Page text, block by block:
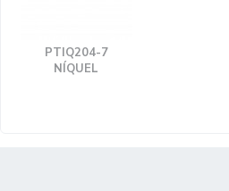
PTIQ204-7
NÍQUEL